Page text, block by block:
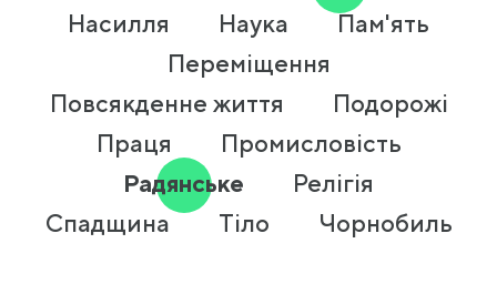
Насилля
Наука
Пам'ять
Переміщення
Повсякденне життя
Подорожі
Праця
Промисловість
Радянське
Релігія
Спадщина
Тіло Чорнобиль